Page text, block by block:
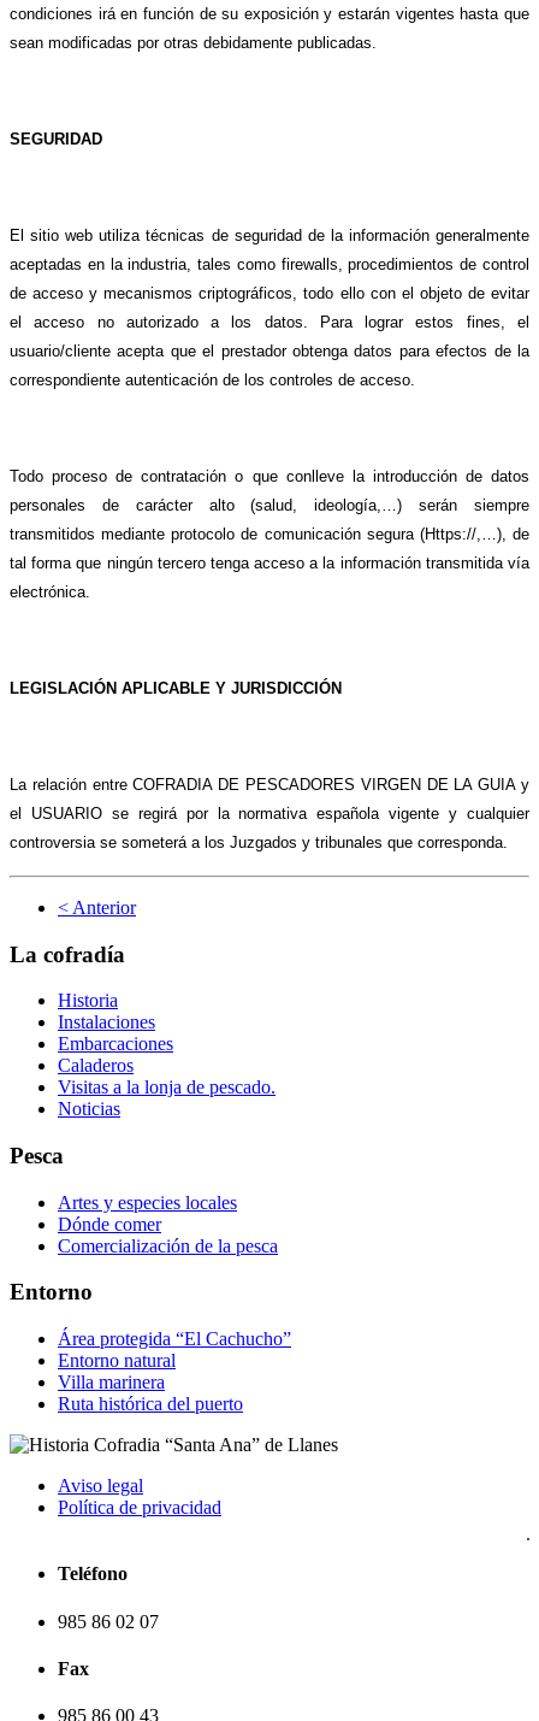
condiciones irá en función de su exposición y estarán vigentes hasta que
sean modificadas por otras debidamente publicadas.
SEGURIDAD
El sitio web utiliza técnicas de seguridad de la información generalmente
aceptadas en la industria, tales como firewalls, procedimientos de control
de acceso y mecanismos criptográficos, todo ello con el objeto de evitar
el acceso no autorizado a los datos. Para lograr estos fines, el
usuario/cliente acepta que el prestador obtenga datos para efectos de la
correspondiente autenticación de los controles de acceso.
Todo proceso de contratación o que conlleve la introducción de datos
personales de carácter alto (salud, ideología,…) serán siempre
transmitidos mediante protocolo de comunicación segura (Https://,…), de
tal forma que ningún tercero tenga acceso a la información transmitida vía
electrónica.
LEGISLACIÓN APLICABLE Y JURISDICCIÓN
La relación entre COFRADIA DE PESCADORES VIRGEN DE LA GUIA y
el USUARIO se regirá por la normativa española vigente y cualquier
controversia se someterá a los Juzgados y tribunales que corresponda.
< Anterior
La cofradía
Historia
Instalaciones
Embarcaciones
Caladeros
Visitas a la lonja de pescado.
Noticias
Pesca
Artes y especies locales
Dónde comer
Comercialización de la pesca
Entorno
Área protegida “El Cachucho”
Entorno natural
Villa marinera
Ruta histórica del puerto
Aviso legal
Política de privacidad
Teléfono
985 86 02 07
Fax
985 86 00 43